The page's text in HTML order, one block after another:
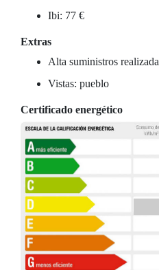
Ibi: 77 €
Extras
Alta suministros realizada
Vistas: pueblo
Certificado energético